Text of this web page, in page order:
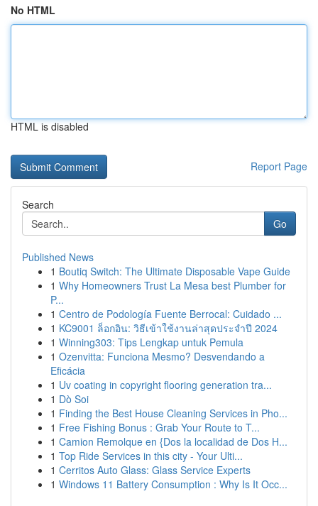
No HTML
HTML is disabled
Report Page
Search
Go
Published News
1 Boutiq Switch: The Ultimate Disposable Vape Guide
1 Why Homeowners Trust La Mesa best Plumber for
P...
1 Centro de Podología Fuente Berrocal: Cuidado ...
1 KC9001 ล็อกอิน: วิธีเข้าใช้งานล่าสุดประจำปี 2024
1 Winning303: Tips Lengkap untuk Pemula
1 Ozenvitta: Funciona Mesmo? Desvendando a
Eficácia
1 Uv coating in copyright flooring generation tra...
1 Dò Soi
1 Finding the Best House Cleaning Services in Pho...
1 Free Fishing Bonus : Grab Your Route to T...
1 Camion Remolque en {Dos la localidad de Dos H...
1 Top Ride Services in this city - Your Ulti...
1 Cerritos Auto Glass: Glass Service Experts
1 Windows 11 Battery Consumption : Why Is It Occ...